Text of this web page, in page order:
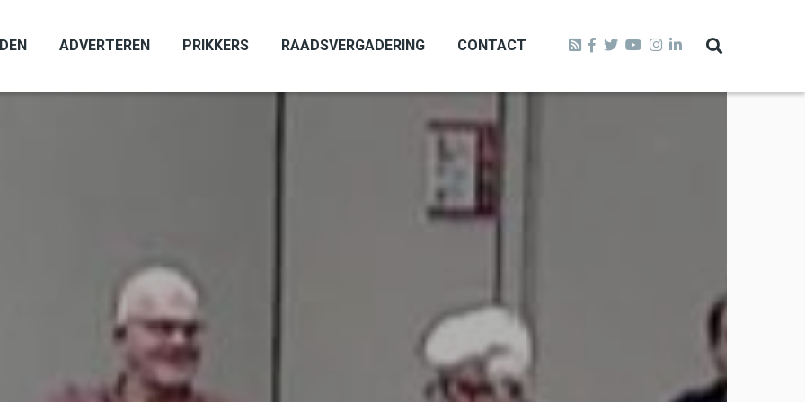
ADVERTEREN PRIKKERS RAADSVERGADERING CONTACT